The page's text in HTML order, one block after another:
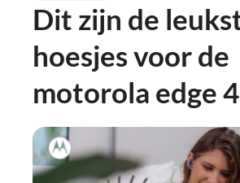
Dit zijn de
hoesjes voor de
motorola edge